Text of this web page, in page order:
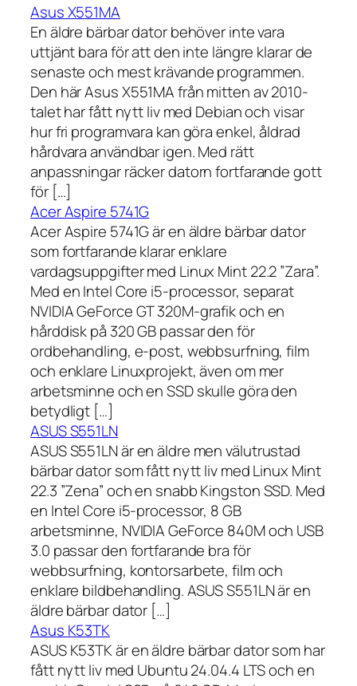
Asus X551MA
En äldre bärbar dator behöver inte vara
uttjänt bara för att den inte längre klarar de
senaste och mest krävande programmen.
Den här Asus X551MA från mitten av 2010-
talet har fått nytt liv med Debian och visar
hur fri programvara kan göra enkel, åldrad
hårdvara användbar igen. Med rätt
anpassningar räcker datorn fortfarande gott
för […]
Acer Aspire 5741G
Acer Aspire 5741G är en äldre bärbar dator
som fortfarande klarar enklare
vardagsuppgifter med Linux Mint 22.2 ”Zara”.
Med en Intel Core i5-processor, separat
NVIDIA GeForce GT 320M-grafik och en
hårddisk på 320 GB passar den för
ordbehandling, e-post, webbsurfning, film
och enklare Linuxprojekt, även om mer
arbetsminne och en SSD skulle göra den
betydligt […]
ASUS S551LN
ASUS S551LN är en äldre men välutrustad
bärbar dator som fått nytt liv med Linux Mint
22.3 ”Zena” och en snabb Kingston SSD. Med
en Intel Core i5-processor, 8 GB
arbetsminne, NVIDIA GeForce 840M och USB
3.0 passar den fortfarande bra för
webbsurfning, kontorsarbete, film och
enklare bildbehandling. ASUS S551LN är en
äldre bärbar dator […]
Asus K53TK
ASUS K53TK är en äldre bärbar dator som har
fått nytt liv med Ubuntu 24.04.4 LTS och en